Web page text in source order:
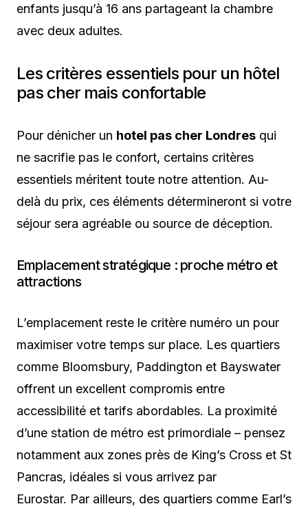
enfants jusqu’à 16 ans partageant la chambre
avec deux adultes.
Les critères essentiels pour un hôtel
pas cher mais confortable
Pour dénicher un hotel pas cher Londres qui
ne sacrifie pas le confort, certains critères
essentiels méritent toute notre attention. Au-
delà du prix, ces éléments détermineront si votre
séjour sera agréable ou source de déception.
Emplacement stratégique : proche métro et
attractions
L’emplacement reste le critère numéro un pour
maximiser votre temps sur place. Les quartiers
comme Bloomsbury, Paddington et Bayswater
offrent un excellent compromis entre
accessibilité et tarifs abordables. La proximité
d’une station de métro est primordiale – pensez
notamment aux zones près de King’s Cross et St
Pancras, idéales si vous arrivez par
Eurostar. Par ailleurs, des quartiers comme Earl’s